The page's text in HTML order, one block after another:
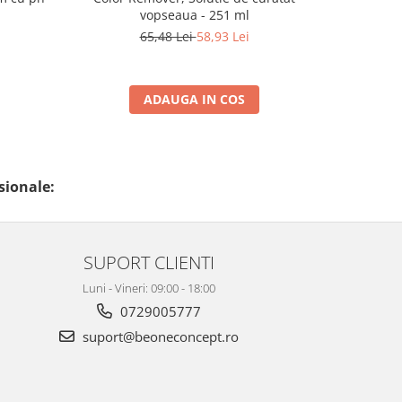
vopseaua - 251 ml
65,48 Lei58,93 Lei
ADAUGA IN COS
SUPORT CLIENTI
Luni - Vineri: 09:00 - 18:00
0729005777
suport@beoneconcept.ro